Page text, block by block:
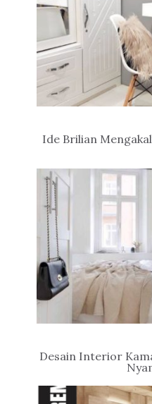
Ide Brilian
Desain Interior